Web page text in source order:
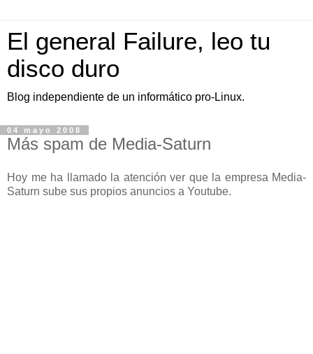
El general Failure, leo tu
disco duro
Blog independiente de un informático pro-Linux.
04 mayo 2008
Más spam de Media-Saturn
Hoy me ha llamado la atención ver que la empresa Media-
Saturn sube sus propios anuncios a Youtube.